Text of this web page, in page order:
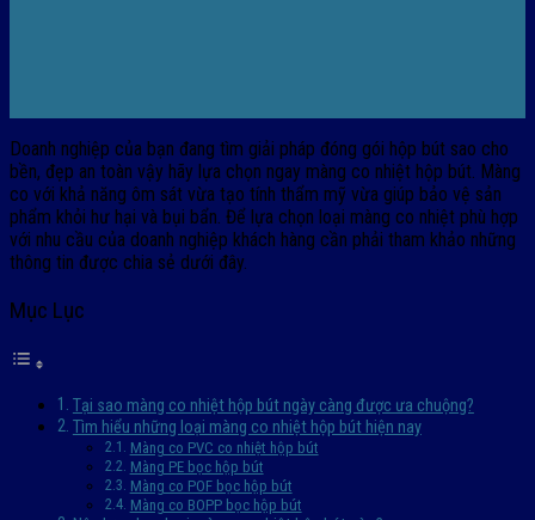
Doanh nghiệp của bạn đang tìm giải pháp đóng gói hộp bút sao cho
bền, đẹp an toàn vậy hãy lựa chọn ngay màng co nhiệt hộp bút. Màng
co với khả năng ôm sát vừa tạo tính thẩm mỹ vừa giúp bảo vệ sản
phẩm khỏi hư hại và bụi bẩn. Để lựa chọn loại màng co nhiệt phù hợp
với nhu cầu của doanh nghiệp khách hàng cần phải tham khảo những
thông tin được chia sẻ dưới đây.
Mục Lục
Tại sao màng co nhiệt hộp bút ngày càng được ưa chuộng?
Tìm hiểu những loại màng co nhiệt hộp bút hiện nay
Màng co PVC co nhiệt hộp bút
Màng PE bọc hộp bút
Màng co POF bọc hộp bút
Màng co BOPP bọc hộp bút